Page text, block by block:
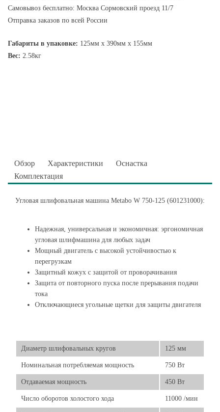
Самовывоз бесплатно: Москва Сормовский проезд 11/7
Отправка заказов по всей России
Габариты в упаковке: 125мм x 390мм x 155мм
Вес: 2.58кг
Обзор Характеристики
Оснастка
Комплектация
Угловая шлифовальная машина Metabo W 750-125 (601231000):
Надежная, универсальная и экономичная: эргономичная
угловая шлифмашина для любых задач
Мощный двигатель с высокой устойчивостью к
перегрузкам
Защитный кожух с защитой от проворачивания
Защита от повторного пуска после прерывания подачи
тока
Отключающиеся угольные щетки для защиты двигателя
Диаметр шлифовальных кругов 125 мм
Номинальная потребляемая мощность 750 Вт
Отдаваемая мощность 450 Вт
Число оборотов холостого хода 11000 /мин